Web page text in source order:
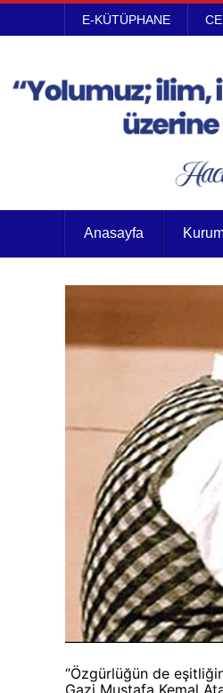
E-KÜTÜPHANE
Anasayfa
“Özgürlüğün de
Gazi Mustafa Kemal